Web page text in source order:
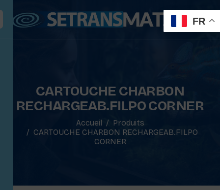
CARTOUCHE CHARBON
RECHARGEAB.FILPO CORNER
Accueil
Produits
CARTOUCHE CHARBON RECHARGEAB.FILPO
CORNER
FR